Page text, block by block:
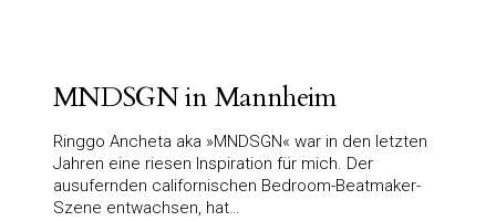
MNDSGN in Mannheim
Ringgo Ancheta aka »MNDSGN« war in den letzten
Jahren eine riesen Inspiration für mich. Der
ausufernden californischen Bedroom-Beatmaker-
Szene entwachsen, hat…